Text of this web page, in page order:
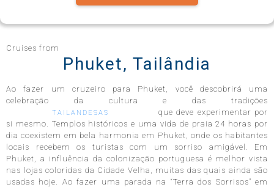
Infinity®
Millennium®
Reflection®
Cruises from
Phuket, Tailândia
Ao fazer um cruzeiro para Phuket, você descobrirá uma
celebração da cultura e das tradições
TAILANDESAS
que deve experimentar por
si mesmo. Templos históricos e uma vida de praia 24 horas por
dia coexistem em bela harmonia em Phuket, onde os habitantes
locais recebem os turistas com um sorriso amigável. Em
Phuket, a influência da colonização portuguesa é melhor vista
nas lojas coloridas da Cidade Velha, muitas das quais ainda são
usadas hoje. Ao fazer uma parada na “Terra dos Sorrisos” em